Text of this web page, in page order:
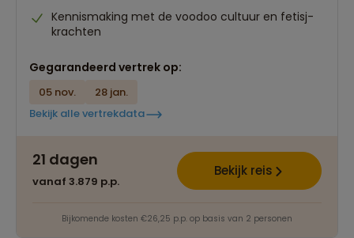
Kennismaking met de voodoo cultuur en fetisj-
krachten
Gegarandeerd vertrek op:
05 nov.
28 jan.
Bekijk alle vertrekdata
21 dagen
vanaf 3.879 p.p.
Bekijk reis
Bijkomende kosten €26,25 p.p. op basis van 2 personen